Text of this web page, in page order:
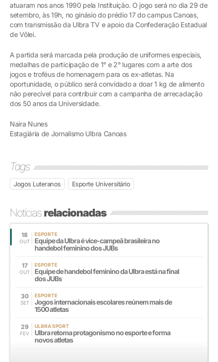
atuaram nos anos 1990 pela Instituição. O jogo será no dia 29 de
setembro, às 19h, no ginásio do prédio 17 do campus Canoas,
com transmissão da Ulbra TV e apoio da Confederação Estadual
de Vôlei.
A partida será marcada pela produção de uniformes especiais,
medalhas de participação de 1° e 2° lugares com a arte dos
jogos e troféus de homenagem para os ex-atletas. Na
oportunidade, o público será convidado a doar 1 kg de alimento
não perecível para contribuir com a campanha de arrecadação
dos 50 anos da Universidade.
Naira Nunes
Estagiária de Jornalismo Ulbra Canoas
Tags
Jogos Luteranos Esporte Universitário
Notíciasrelacionadas
18
OUT
ESPORTE
Equipe da Ulbra é vice-campeã brasileira no
handebol feminino dos JUBs
17
OUT
ESPORTE
Equipe de handebol feminino da Ulbra está na final
dos JUBs
30
SET
ESPORTE
Jogos internacionais escolares reúnem mais de
1500 atletas
29
FEV
ULBRA SPORT
Ulbra retoma protagonismo no esporte e forma
novos atletas